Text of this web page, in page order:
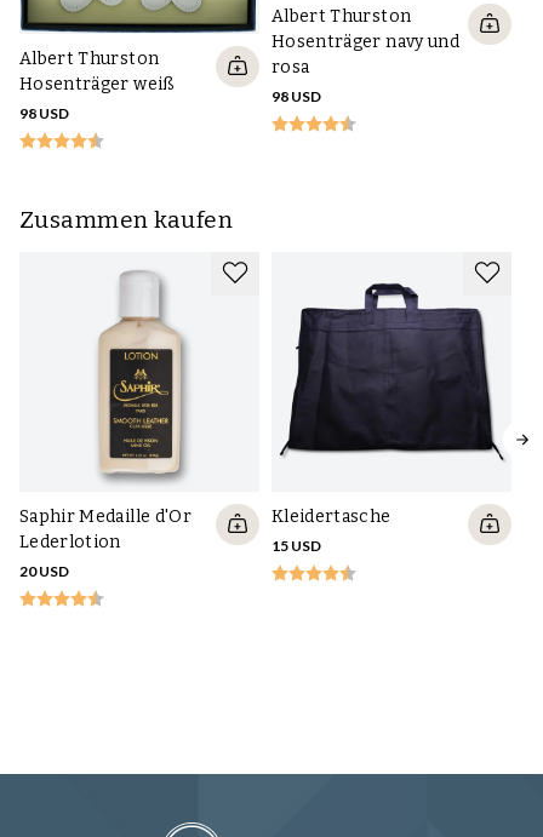
Albert Thurston
Hosenträger weiß
98 USD
Albert Thurston
Hosenträger navy und
rosa
98 USD
Zusammen kaufen
Saphir Medaille d'Or
Lederlotion
20 USD
Kleidertasche
15 USD